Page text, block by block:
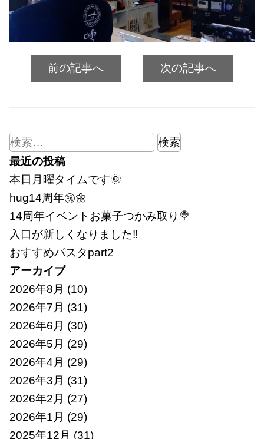
前の記事へ 次の記事へ
検
索:
最近の投稿
本日月曜タイムです🌞
hug14周年㊗🌼
14周年イベントお菓子つかみ取り🍭
入口が新しくなりました‼
おすすめパスタpart2
アーカイブ
2026年8月 (10)
2026年7月 (31)
2026年6月 (30)
2026年5月 (29)
2026年4月 (29)
2026年3月 (31)
2026年2月 (27)
2026年1月 (29)
2025年12月 (31)